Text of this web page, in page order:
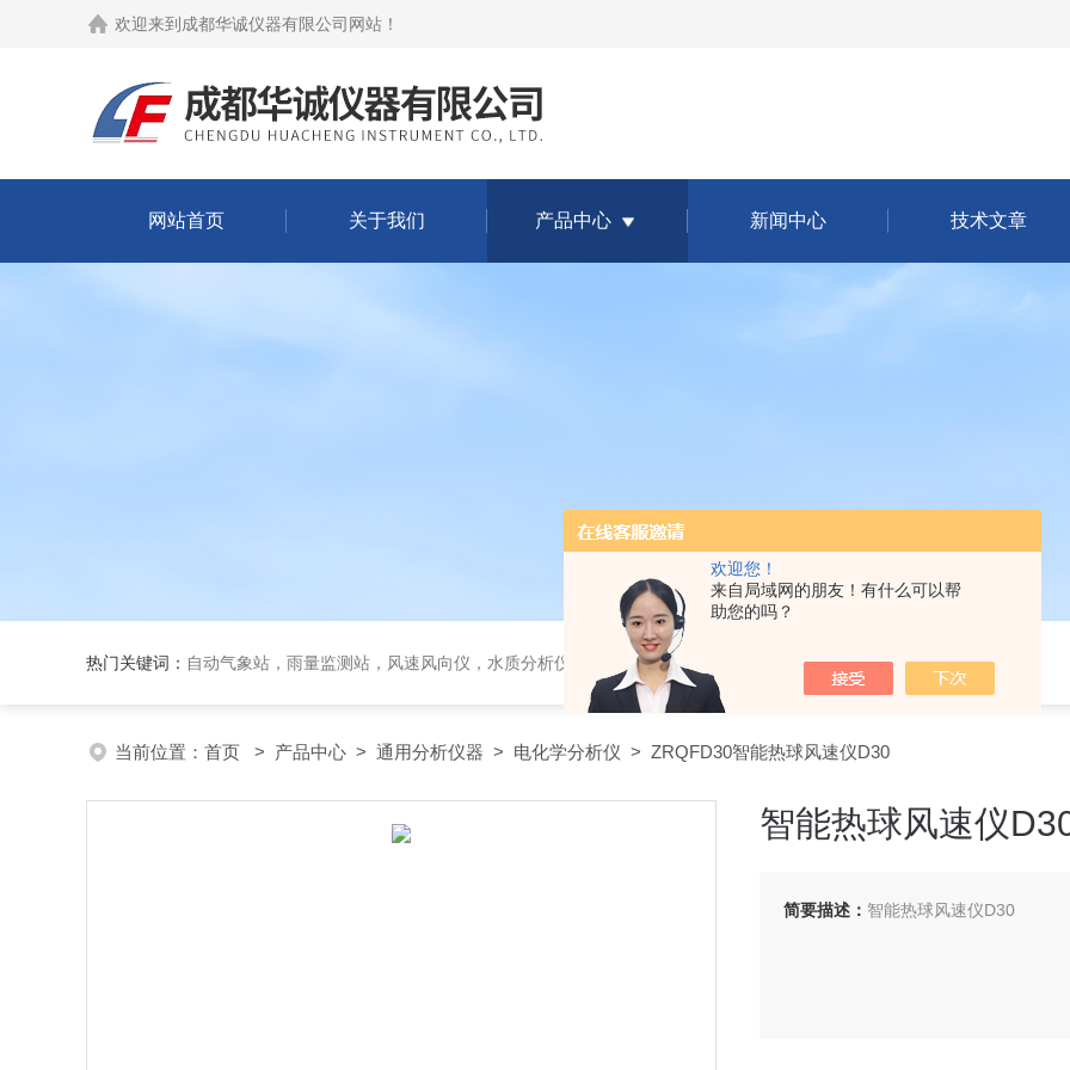
欢迎您！
来自局域网的朋友！有什么可以帮
助您的吗？
欢迎来到 成都华诚仪器有限公司网站 ！
网站首页 关于我们 产品中心 新闻中心 技术文章
热门关键词： 自动气象站，雨量监测站，风速风向仪，水质分析仪，气体分析报警器，
当前位置： 首页 > 产品中心 > 通用分析仪器 > 电化学分析仪 > ZRQFD30智能热球风速仪D30
智能热球风速仪
简要描述： 智能热球风速仪D30